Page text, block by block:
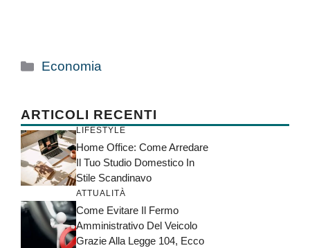
Categorie
Economia
ARTICOLI RECENTI
LIFESTYLE
Home Office: Come Arredare
Il Tuo Studio Domestico In
Stile Scandinavo
ATTUALITÀ
Come Evitare Il Fermo
Amministrativo Del Veicolo
Grazie Alla Legge 104, Ecco